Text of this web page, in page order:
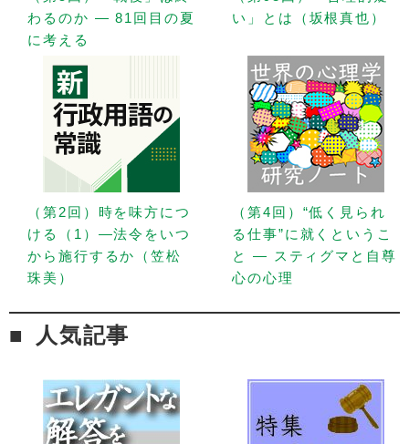
わるのか — 81回目の夏
に考える
い」とは（坂根真也）
（第2回）時を味方につ
ける（1）—法令をいつ
から施行するか（笠松
珠美）
（第4回）“低く見られ
る仕事”に就くというこ
と — スティグマと自尊
心の心理
人気記事